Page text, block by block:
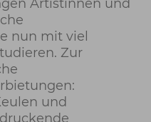
Artistinnen und
nun mit viel
Zur
und